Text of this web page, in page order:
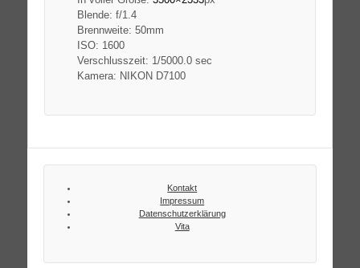
Blende: f/1.4
Brennweite: 50mm
ISO: 1600
Verschlusszeit: 1/5000.0 sec
Kamera: NIKON D7100
Kontakt
Impressum
Datenschutzerklärung
Vita